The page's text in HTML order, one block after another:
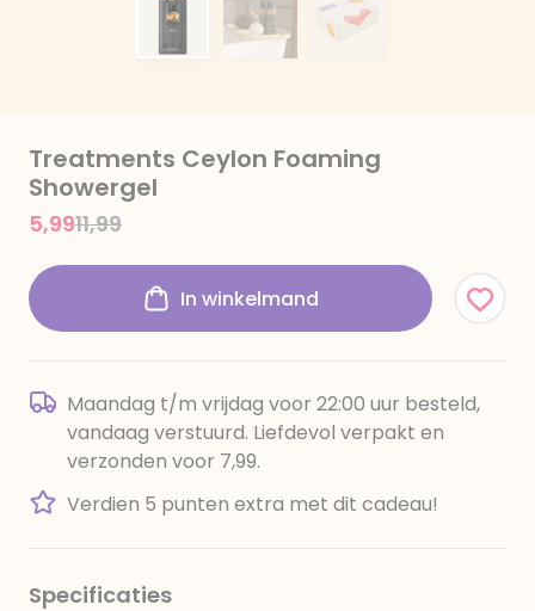
Treatments Ceylon Foaming
Showergel
Price reduced from
11,99to
5,99
In winkelmand
Maandag t/m vrijdag voor 22:00 uur besteld,
vandaag verstuurd. Liefdevol verpakt en
verzonden voor 7,99.
Verdien 5 punten extra met dit cadeau!
Specificaties